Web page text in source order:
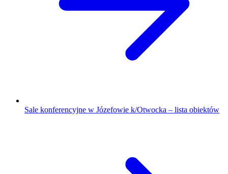
Sale konferencyjne w Józefowie k/Otwocka – lista obiektów